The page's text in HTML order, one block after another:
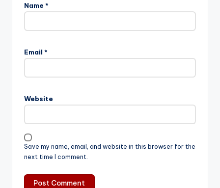
Name *
Email *
Website
Save my name, email, and website in this browser for the
next time I comment.